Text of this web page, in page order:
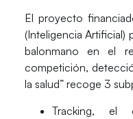
El proyecto
(Inteligencia Artificial)
balonmano en el
competición,
la salud”recoge 3
Tracking, el